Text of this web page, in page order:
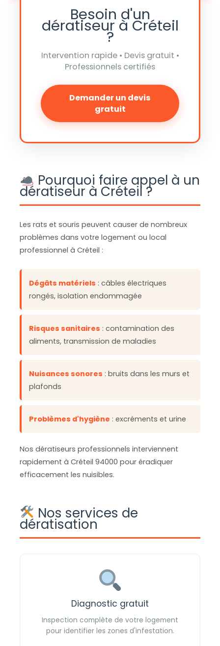
Besoin d'un
dératiseur à Créteil
?
Intervention rapide • Devis gratuit •
Professionnels certifiés
Demander un devis
gratuit
Pourquoi faire appel à un
dératiseur à Créteil ?
Les rats et souris peuvent causer de nombreux
problèmes dans votre logement ou local
professionnel à Créteil :
Dégâts matériels : câbles électriques
rongés, isolation endommagée
Risques sanitaires : contamination des
aliments, transmission de maladies
Nuisances sonores : bruits dans les murs et
plafonds
Problèmes d'hygiène : excréments et urine
Nos dératiseurs professionnels interviennent
rapidement à Créteil 94000 pour éradiquer
efficacement les nuisibles.
Nos services de
dératisation
Diagnostic gratuit
Inspection complète de votre logement
pour identifier les zones d'infestation.